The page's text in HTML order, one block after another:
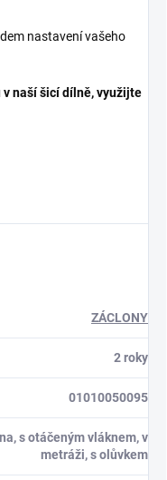
nastavení vašeho
naší šicí dílně, využijte
ZÁCLONY
2 roky
01010050095
s otáčeným vláknem, v
metráži, s olůvkem